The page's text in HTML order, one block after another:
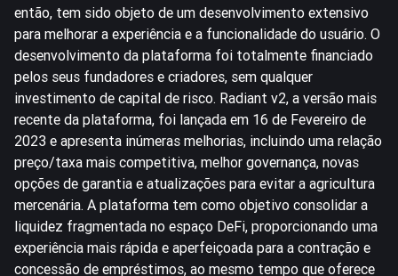
então, tem sido objeto de um desenvolvimento extensivo
para melhorar a experiência e a funcionalidade do usuário. O
desenvolvimento da plataforma foi totalmente financiado
pelos seus fundadores e criadores, sem qualquer
investimento de capital de risco. Radiant v2, a versão mais
recente da plataforma, foi lançada em 16 de Fevereiro de
2023 e apresenta inúmeras melhorias, incluindo uma relação
preço/taxa mais competitiva, melhor governança, novas
opções de garantia e atualizações para evitar a agricultura
mercenária. A plataforma tem como objetivo consolidar a
liquidez fragmentada no espaço DeFi, proporcionando uma
experiência mais rápida e aperfeiçoada para a contração e
concessão de empréstimos, ao mesmo tempo que oferece